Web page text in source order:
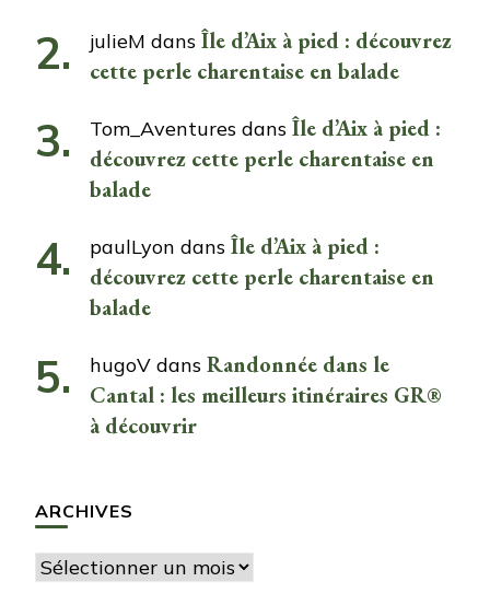
julieM dans Île d’Aix à pied : découvrez
cette perle charentaise en balade
Tom_Aventures dans Île d’Aix à pied :
découvrez cette perle charentaise en
balade
paulLyon dans Île d’Aix à pied :
découvrez cette perle charentaise en
balade
hugoV dans Randonnée dans le
Cantal : les meilleurs itinéraires GR®
à découvrir
ARCHIVES
Archives